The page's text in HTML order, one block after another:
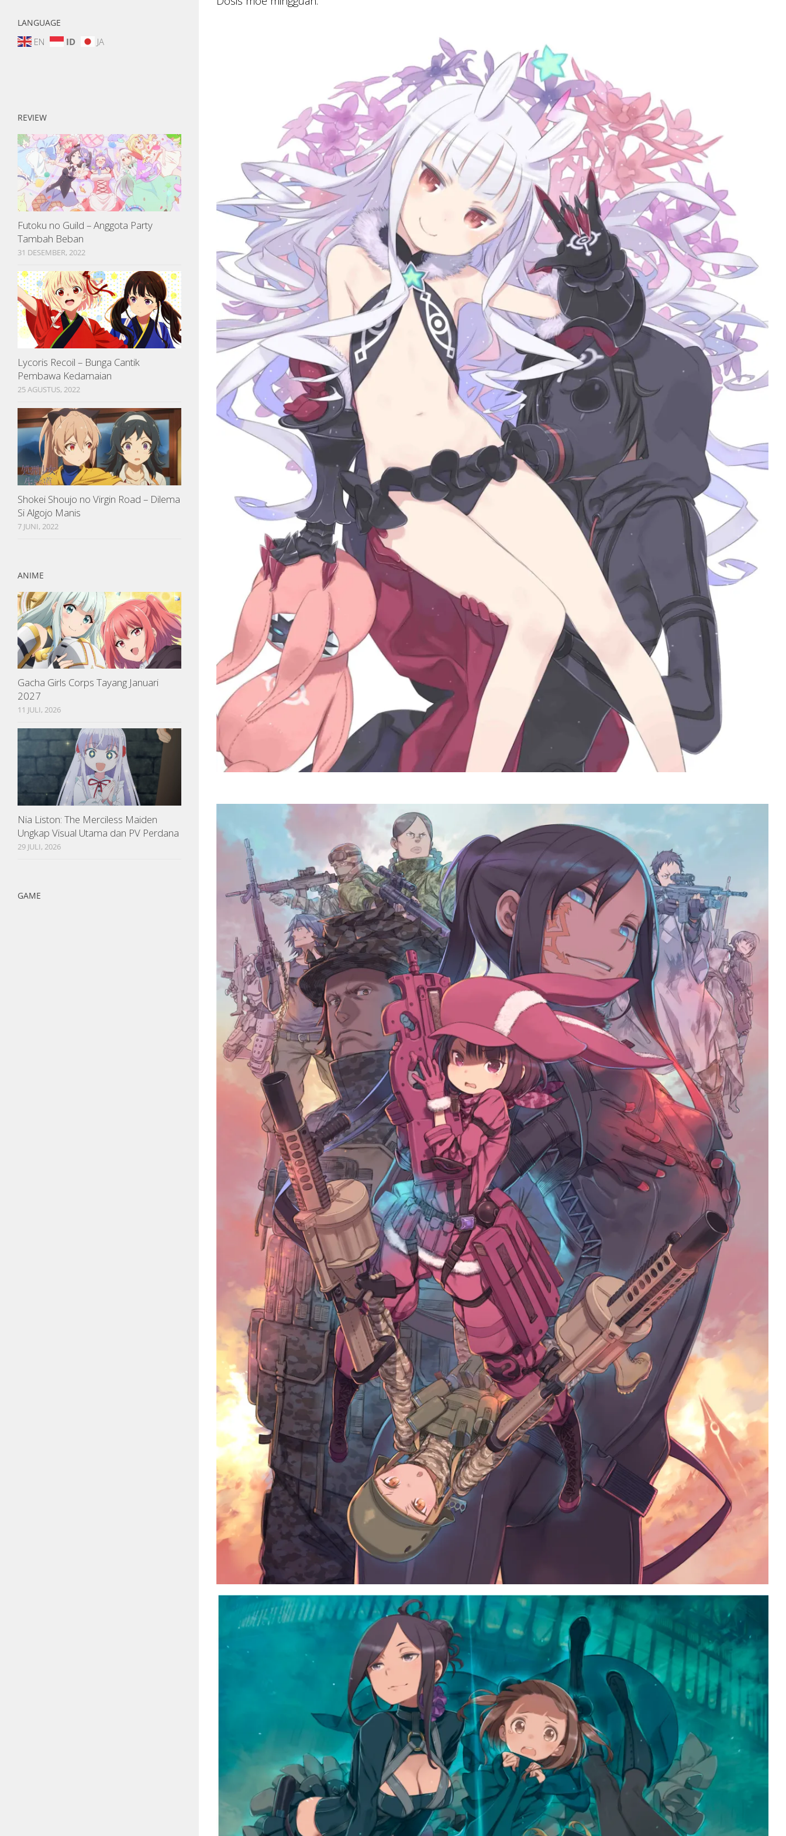
LANGUAGE
EN ID JA
REVIEW
Futoku no Guild – Anggota Party
Tambah Beban
31 DESEMBER, 2022
Lycoris Recoil – Bunga Cantik
Pembawa Kedamaian
25 AGUSTUS, 2022
Shokei Shoujo no Virgin Road – Dilema
Si Algojo Manis
7 JUNI, 2022
ANIME
Gacha Girls Corps Tayang Januari
2027
11 JULI, 2026
Nia Liston: The Merciless Maiden
Ungkap Visual Utama dan PV Perdana
29 JULI, 2026
GAME